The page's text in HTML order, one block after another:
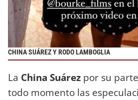
CHINA SUÁREZ Y RODO LAMBOGLIA
La China Suárez por su
todo momento las